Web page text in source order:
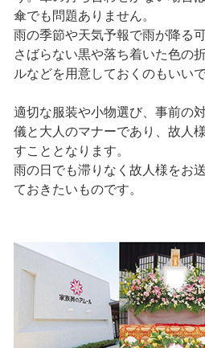
傘でも問題ありません。
雨の季節や天気予報で雨が降る
さばらない黒や落ち着いた色の
ルなどを用意しておくのもいいで
適切な服装や小物選び、事前の
儀と大人のマナーであり、故人
すこととなります。
雨の日でも滞りなく故人様をお
ておきたいものです。